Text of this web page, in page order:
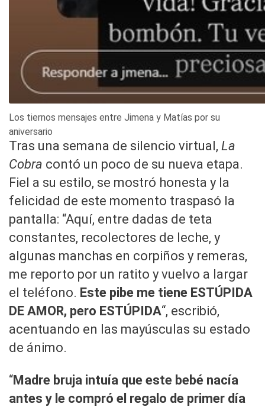
Los tiernos mensajes entre Jimena y Matías por su
aniversario
Tras una semana de silencio virtual, La
Cobra contó un poco de su nueva etapa.
Fiel a su estilo, se mostró honesta y la
felicidad de este momento traspasó la
pantalla: “Aquí, entre dadas de teta
constantes, recolectores de leche, y
algunas manchas en corpiños y remeras,
me reporto por un ratito y vuelvo a largar
el teléfono. Este pibe me tiene ESTÚPIDA
DE AMOR, pero ESTÚPIDA“, escribió,
acentuando en las mayúsculas su estado
de ánimo.
“Madre bruja intuía que este bebé nacía
antes y le compró el regalo de primer día